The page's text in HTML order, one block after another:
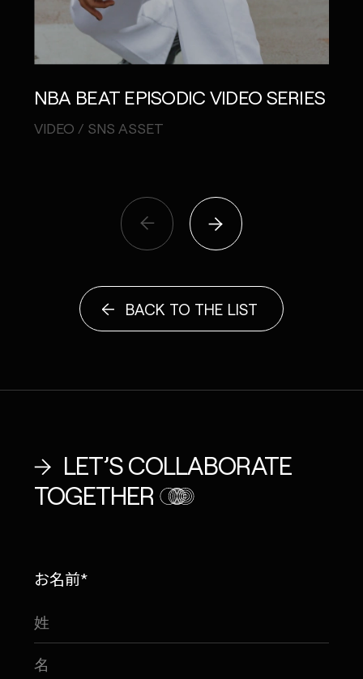
NBA BEAT EPISODIC VIDEO SERIES
VIDEO / SNS ASSET
BACK TO THE LIST
LET’S COLLABORATE
TOGETHER
お名前*